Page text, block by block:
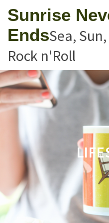
Sunrise
EndsSea,
Rock n'Roll